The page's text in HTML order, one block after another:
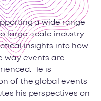
a wide range
large-scale industry
insights into how
way events are
He is
of the global events
his perspectives on